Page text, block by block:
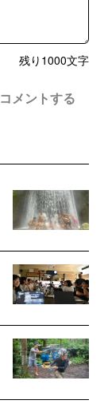
残り 1000文字
コメントする